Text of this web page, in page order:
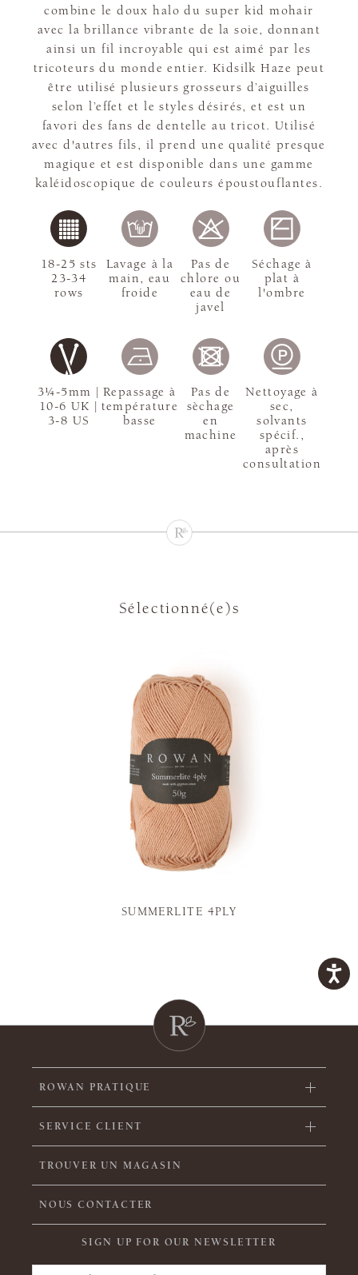
combine le doux halo du super kid mohair
avec la brillance vibrante de la soie, donnant
ainsi un fil incroyable qui est aimé par les
tricoteurs du monde entier. Kidsilk Haze peut
être utilisé plusieurs grosseurs d’aiguilles
selon l’effet et le styles désirés, et est un
favori des fans de dentelle au tricot. Utilisé
avec d'autres fils, il prend une qualité presque
magique et est disponible dans une gamme
kaléidoscopique de couleurs époustouflantes.
3¼-5mm |
10-6 UK |
3-8 US
18-25 sts
23-34
rows
Lavage à la
main, eau
froide
Pas de
chlore ou
eau de
javel
Séchage à
plat à
l'ombre
Repassage à
température
basse
Pas de
sèchage
en
machine
Nettoyage à
sec,
solvants
spécif.,
après
consultation
Sélectionné(e)s
SUMMERLITE 4PLY
ROWAN PRATIQUE
SERVICE CLIENT
TROUVER UN MAGASIN
NOUS CONTACTER
SIGN UP FOR OUR NEWSLETTER